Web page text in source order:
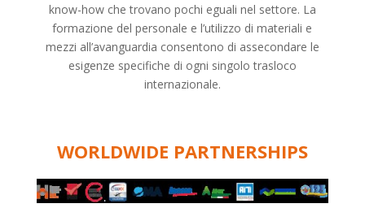
know-how che trovano pochi eguali nel settore. La
formazione del personale e l’utilizzo di materiali e
mezzi all’avanguardia consentono di assecondare le
esigenze specifiche di ogni singolo trasloco
internazionale.
WORLDWIDE PARTNERSHIPS